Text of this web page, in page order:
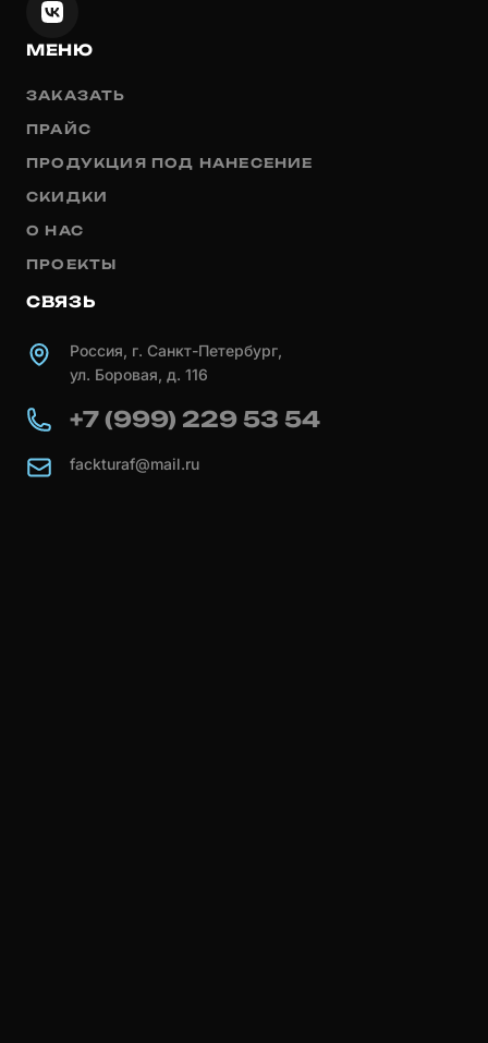
МЕНЮ
ЗАКАЗАТЬ
ПРАЙС
ПРОДУКЦИЯ ПОД НАНЕСЕНИЕ
СКИДКИ
О НАС
ПРОЕКТЫ
СВЯЗЬ
Россия, г. Санкт-Петербург,
ул. Боровая, д. 116
+7 (999) 229 53 54
fackturaf@mail.ru